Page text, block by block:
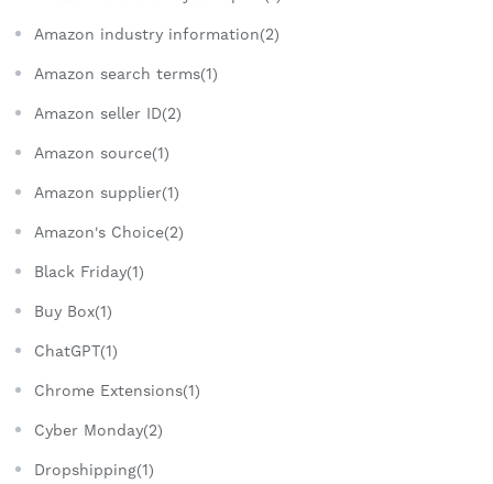
Amazon industry information(2)
Amazon search terms(1)
Amazon seller ID(2)
Amazon source(1)
Amazon supplier(1)
Amazon's Choice(2)
Black Friday(1)
Buy Box(1)
ChatGPT(1)
Chrome Extensions(1)
Cyber Monday(2)
Dropshipping(1)